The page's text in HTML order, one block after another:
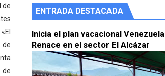
de agua
de
de
ENTRADA DESTACADA
Inicia el plan vacacional Venezuela
Renace en el sector El Alcázar